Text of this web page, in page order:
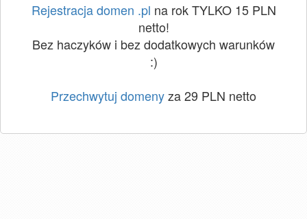
Rejestracja domen .pl na rok TYLKO 15 PLN
netto!
Bez haczyków i bez dodatkowych warunków
:)
Przechwytuj domenyza 29 PLN netto